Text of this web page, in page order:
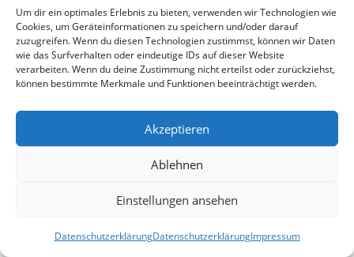
Um dir ein optimales Erlebnis zu bieten, verwenden wir Technologien wie
Cookies, um Geräteinformationen zu speichern und/oder darauf
zuzugreifen. Wenn du diesen Technologien zustimmst, können wir Daten
wie das Surfverhalten oder eindeutige IDs auf dieser Website
verarbeiten. Wenn du deine Zustimmung nicht erteilst oder zurückziehst,
können bestimmte Merkmale und Funktionen beeinträchtigt werden.
Akzeptieren
Ablehnen
Einstellungen ansehen
DatenschutzerklärungDatenschutzerklärungImpressum
Das EKH ist ein Treffpunkt der
linken sowie autonomen Szene unter denen sich leider
auch oft Menschen sind, welche
„Malern“ und Sachbe-
und so kann ohne konkreten